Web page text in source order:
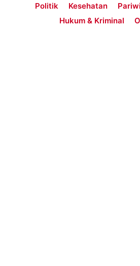
Politik
Kesehatan
Hukum & Kriminal